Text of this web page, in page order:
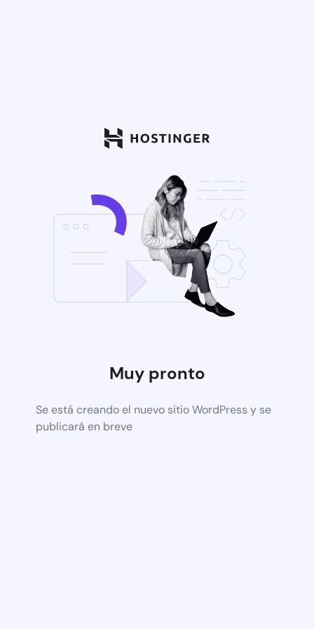
Muy pronto
Se está creando el nuevo sitio WordPress y se
publicará en breve